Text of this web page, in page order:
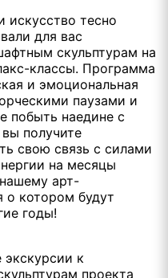
тесно
для вас
скульптурам на
классы. Программа
и эмоциональная
паузами и
побыть наедине с
получите
свою связь с силами
на месяцы
арт-
о котором будут
годы!
к
проекта